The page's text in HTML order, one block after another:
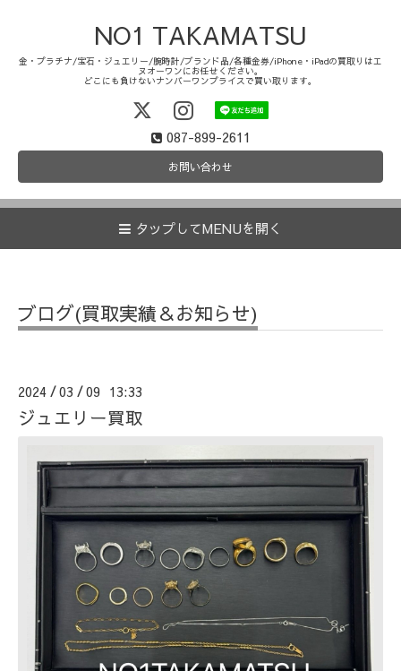
NO1 TAKAMATSU
金・プラチナ/宝石・ジュエリー/腕時計/ブランド品/各種金券/iPhone・iPadの買取りはエ
ヌオーワンにお任せください。
どこにも負けないナンバーワンプライスで買い取ります。
087-899-2611
お問い合わせ
タップしてMENUを開く
ブログ(買取実績＆お知らせ)
2024 /03 /09 13:33
ジュエリー買取